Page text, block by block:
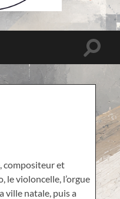
Toggle
compositeur et
le violoncelle, l’orgue
ville natale, puis a